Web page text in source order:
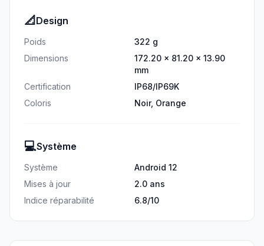
📐 Design
Poids
322 g
Dimensions
172.20 × 81.20 × 13.90
mm
Certification
IP68/IP69K
Coloris
Noir, Orange
💻Système
Système
Android 12
Mises à jour
2.0 ans
Indice réparabilité
6.8/10